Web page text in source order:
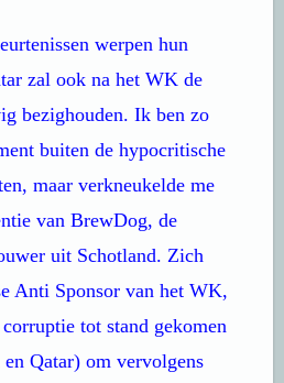
werpen hun
zal ook na het WK de
bezighouden. Ik ben zo
buiten de hypocritische
maar verkneukelde me
van BrewDog, de
uit Schotland. Zich
Anti Sponsor van het WK,
tot stand gekomen
Qatar) om vervolgens